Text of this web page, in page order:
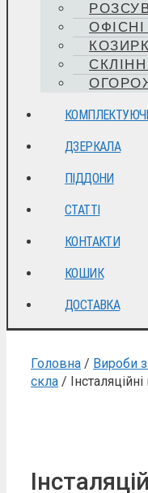
КОМПЛЕКТУЮЧІ
ДЗЕРКАЛА
ПІДДОНИ
СТАТТІ
КОНТАКТИ
КОШИК
ДОСТАВКА
Головна / Вироби
скла /